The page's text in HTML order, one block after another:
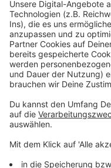
mehrstündigen
Urlaubserholung ist in
schon teilweise dahin.
Anzeige
Düsseldorfer
entschuldigt sich
Anzeige